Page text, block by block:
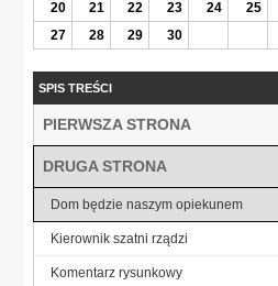
20
21 22 23 24 25
27
28 29 30
SPIS TREŚCI
PIERWSZA STRONA
DRUGA STRONA
Dom będzie naszym opiekunem
Kierownik szatni rządzi
Komentarz rysunkowy